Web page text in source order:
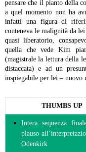
pensare che il pianto della
a quel momento non ha
infatti una figura di
conteneva le malignità da
quasi liberatorio,
quella che vede Kim
(magistrale la lettura della
distaccata) e ad un
inspiegabile per lei – nuovo
THUMBS UP
Intera sequenza
plauso
Odenkirk